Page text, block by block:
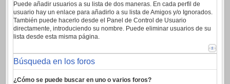
Puede añadir usuarios a su lista de dos maneras. En cada perfil de
usuario hay un enlace para añadirlo a su lista de Amigos y/o Ignorados.
También puede hacerlo desde el Panel de Control de Usuario
directamente, introduciendo su nombre. Puede eliminar usuarios de su
lista desde esta misma página.
Búsqueda en los foros
¿Cómo se puede buscar en uno o varios foros?